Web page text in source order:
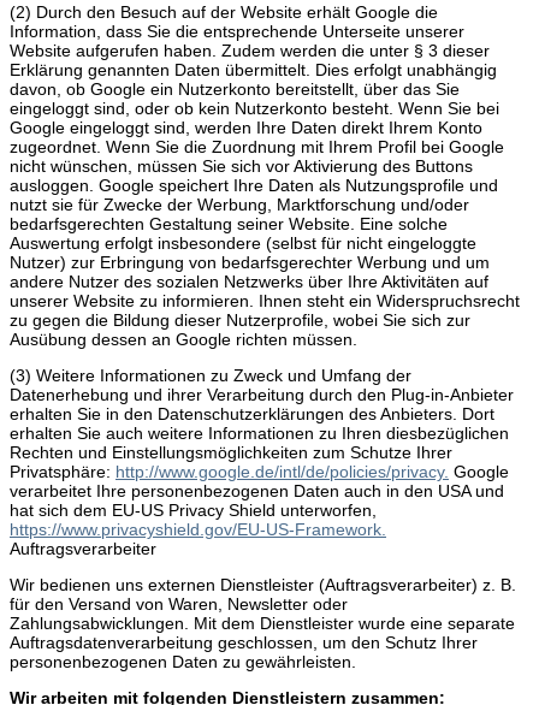
(2) Durch den Besuch auf der Website erhält Google die
Information, dass Sie die entsprechende Unterseite unserer
Website aufgerufen haben. Zudem werden die unter § 3 dieser
Erklärung genannten Daten übermittelt. Dies erfolgt unabhängig
davon, ob Google ein Nutzerkonto bereitstellt, über das Sie
eingeloggt sind, oder ob kein Nutzerkonto besteht. Wenn Sie bei
Google eingeloggt sind, werden Ihre Daten direkt Ihrem Konto
zugeordnet. Wenn Sie die Zuordnung mit Ihrem Profil bei Google
nicht wünschen, müssen Sie sich vor Aktivierung des Buttons
ausloggen. Google speichert Ihre Daten als Nutzungsprofile und
nutzt sie für Zwecke der Werbung, Marktforschung und/oder
bedarfsgerechten Gestaltung seiner Website. Eine solche
Auswertung erfolgt insbesondere (selbst für nicht eingeloggte
Nutzer) zur Erbringung von bedarfsgerechter Werbung und um
andere Nutzer des sozialen Netzwerks über Ihre Aktivitäten auf
unserer Website zu informieren. Ihnen steht ein Widerspruchsrecht
zu gegen die Bildung dieser Nutzerprofile, wobei Sie sich zur
Ausübung dessen an Google richten müssen.
(3) Weitere Informationen zu Zweck und Umfang der
Datenerhebung und ihrer Verarbeitung durch den Plug-in-Anbieter
erhalten Sie in den Datenschutzerklärungen des Anbieters. Dort
erhalten Sie auch weitere Informationen zu Ihren diesbezüglichen
Rechten und Einstellungsmöglichkeiten zum Schutze Ihrer
Privatsphäre: http://www.google.de/intl/de/policies/privacy. Google
verarbeitet Ihre personenbezogenen Daten auch in den USA und
hat sich dem EU-US Privacy Shield unterworfen,
https://www.privacyshield.gov/EU-US-Framework.
Auftragsverarbeiter
Wir bedienen uns externen Dienstleister (Auftragsverarbeiter) z. B.
für den Versand von Waren, Newsletter oder
Zahlungsabwicklungen. Mit dem Dienstleister wurde eine separate
Auftragsdatenverarbeitung geschlossen, um den Schutz Ihrer
personenbezogenen Daten zu gewährleisten.
Wir arbeiten mit folgenden Dienstleistern zusammen: